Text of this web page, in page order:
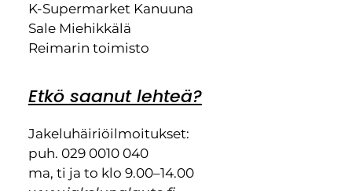
K-Supermarket Kanuuna
Sale Miehikkälä
Reimarin toimisto
Etkö saanut lehteä?
Jakeluhäiriöilmoitukset:
puh. 029 0010 040
ma, ti ja to klo 9.00–14.00